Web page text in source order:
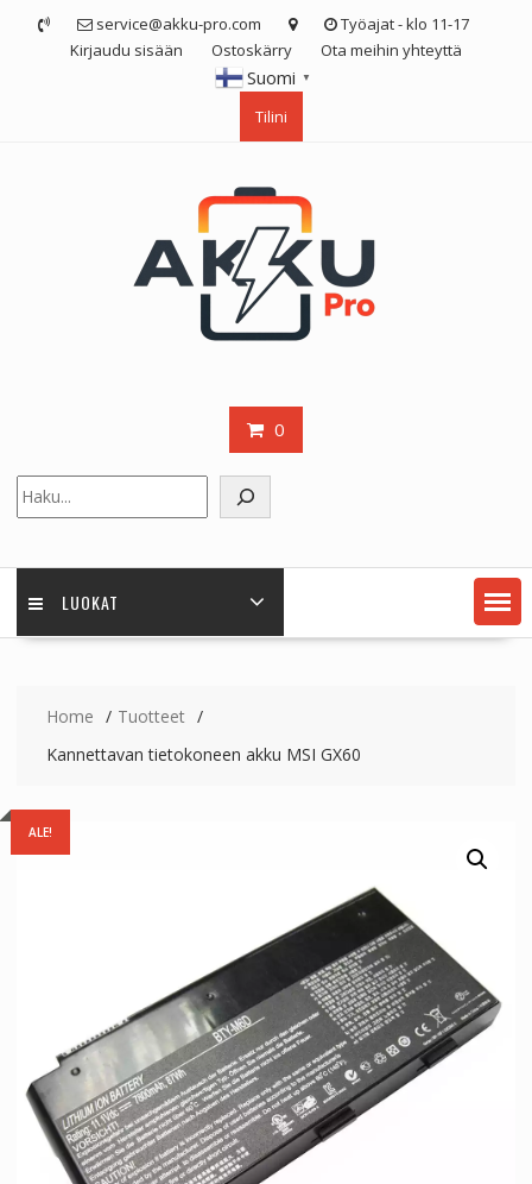
service@akku-pro.com
Työajat - klo 11-17
Kirjaudu sisään
Ostoskärry Ota meihin yhteyttä
Suomi ▼
Tilini
0
LUOKAT
Home
Tuotteet
Kannettavan tietokoneen akku MSI GX60
ALE!